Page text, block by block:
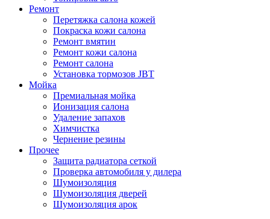
Ремонт
Перетяжка салона кожей
Покраска кожи салона
Ремонт вмятин
Ремонт кожи салона
Ремонт салона
Установка тормозов JBT
Мойка
Премиальная мойка
Ионизация салона
Удаление запахов
Химчистка
Чернение резины
Прочее
Защита радиатора сеткой
Проверка автомобиля у дилера
Шумоизоляция
Шумоизоляция дверей
Шумоизоляция арок